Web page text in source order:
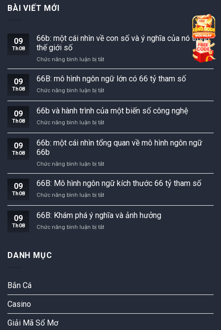
BÀI VIẾT MỚI
09
Th08
66b: một cái nhìn về con số và ý nghĩa của nó trong
thế giới số
Chức năng bình luận bị tắt66b:
một
cái
nhìn
về
con
số
ý
nghĩa
của
số
09
Th08
66B: mô hình ngôn ngữ lớn có 66 tỷ tham số
Chức năng bình luận bị tắt66B:
ngôn
ngữ
lớn
có
66
tham
số
09
Th08
66b và hành trình của một biến số công nghệ
Chức năng bình luận bị tắt66b
trình
một
biến
số
công
nghệ
09
Th08
66b: một cái nhìn tổng quan về mô hình ngôn ngữ
66b
Chức năng bình luận bị tắt66b:
một
cái
nhìn
tổng
quan
về
hình
09
Th08
66B: Mô hình ngôn ngữ kích thước 66 tỷ tham số
Chức năng bình luận bị tắt66B:
hình
ngôn
ngữ
09
Th08
66B: Khám phá ý nghĩa và ảnh hưởng
Chức năng bình luận bị tắt66B:
DANH MỤC
Bắn Cá
Casino
Giải Mã Sổ Mơ